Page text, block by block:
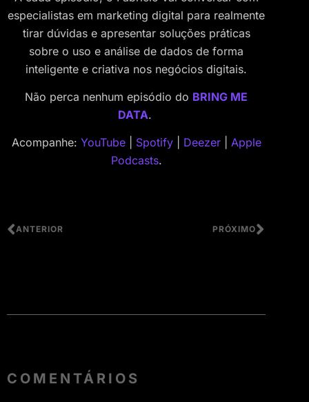
especialistas em marketing digital para realmente
tirar dúvidas e apresentar soluções práticas
sobre o uso e análise de dados de forma
inteligente e criativa nos negócios digitais.
Não perca nenhum episódio do BRING ME
DATA.
Acompanhe: YouTube| Spotify| Deezer| Apple
Podcasts.
ANTERIOR PRÓXIMO
COMENTÁRIOS